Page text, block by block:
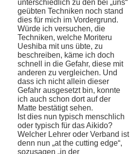
unterschiedlich zu den bei „uns“
geübten Techniken noch stand
dies für mich im Vordergrund.
Würde ich versuchen, die
Techniken, welche Moriteru
Ueshiba mit uns übte, zu
beschreiben, käme ich doch
schnell in die Gefahr, diese mit
anderen zu vergleichen. Und
dass ich nicht allein dieser
Gefahr ausgesetzt bin, konnte
ich auch schon dort auf der
Matte bestätigt sehen.
Ist dies nun typisch menschlich
oder typisch für das Aikido?
Welcher Lehrer oder Verband ist
denn nun „at the cutting edge“,
sozusagen „in der